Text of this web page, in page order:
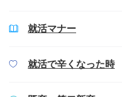
就活マナー
就活で辛くなった時